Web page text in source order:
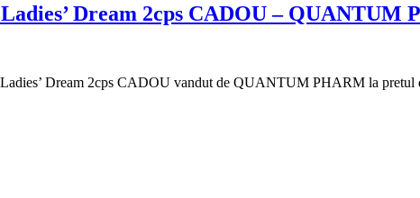
Dream 2cps CADOU – QUANTUM
Ladies’ Dream 2cps CADOU vandut de QUANTUM PHARM la